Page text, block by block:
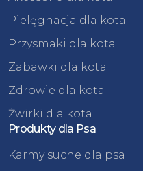
Pielęgnacja dla kota
Przysmaki dla kota
Zabawki dla kota
Zdrowie dla kota
Żwirki dla kota
Produkty dla Psa
Karmy suche dla psa